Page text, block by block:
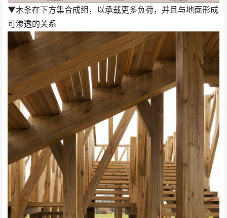
▼木条在下方集合成组，以承载更多负荷，并且与地面形成
可渗透的关系